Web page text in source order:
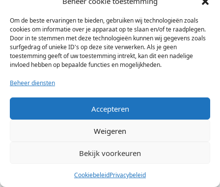
Om de beste ervaringen te bieden, gebruiken wij technologieën zoals
cookies om informatie over je apparaat op te slaan en/of te raadplegen.
Door in te stemmen met deze technologieën kunnen wij gegevens zoals
surfgedrag of unieke ID's op deze site verwerken. Als je geen
toestemming geeft of uw toestemming intrekt, kan dit een nadelige
invloed hebben op bepaalde functies en mogelijkheden.
Beheer diensten
Accepteren
Weigeren
Bekijk voorkeuren
CookiebeleidPrivacybeleid
2023-04-17-PP-activiteiten-2023.pdf
File Size:7 MB
Categorieën:2023-ALV
©2026 Ondernemers vereniging Sterck